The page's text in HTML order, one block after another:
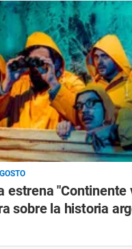
estrena "Continente
sobre la historia